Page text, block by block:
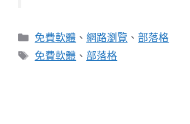
分
類
免費軟體 、網路瀏覽 、部落格
標
免費軟體 、部落格